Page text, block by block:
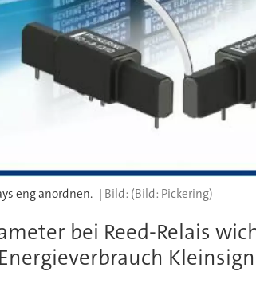
eng anordnen. (Bild: Pickering)
bei Reed-Relais